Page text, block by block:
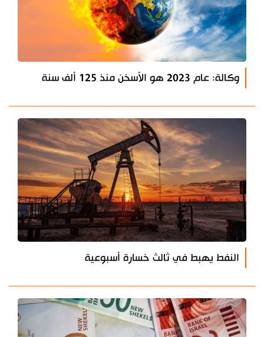
وكالة: عام 2023 هو الأسخن منذ 125 ألف سنة
النفط يهبط في ثالث خسارة أسبوعية